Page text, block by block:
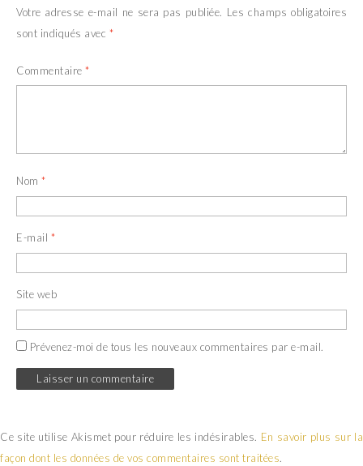
Votre adresse e-mail ne sera pas publiée. Les champs obligatoires
sont indiqués avec *
Commentaire *
Nom *
E-mail *
Site web
Prévenez-moi de tous les nouveaux commentaires par e-mail.
Ce site utilise Akismet pour réduire les indésirables. En savoir plus sur la
façon dont les données de vos commentaires sont traitées.